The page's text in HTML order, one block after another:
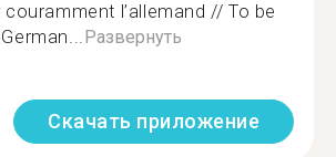
l’allemand // To be
Развернуть
Скачать приложение